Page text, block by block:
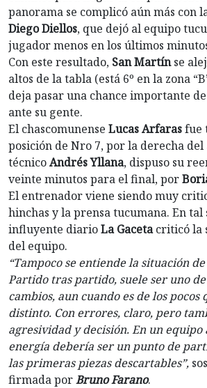
panorama se complicó aún más con
Diego Diellos, que dejó al equipo
jugador menos en los últimos
Con este resultado, San Martínse
altos de la tabla (está 6º en la zona
deja pasar una chance importante
ante su gente.
El chascomunense Lucas Arfarasfue
posición de Nro 7, por la derecha
técnicoAndrés Yllana, dispuso su
veinte minutos para el final, por
El entrenador viene siendo muy
hinchas y la prensa tucumana. En tal
influyente diarioLa Gacetacriticó la
del equipo.
“Tampoco se entiende la situación de
Partido tras partido, suele ser uno
cambios, aun cuando es de los
distinto. Con errores, claro, pero
agresividad y decisión. En un equipo
energía debería ser un punto de
las primeras piezas descartables”,
firmada porBruno Farano.